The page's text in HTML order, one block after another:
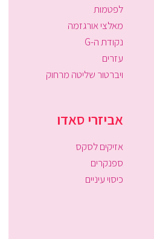
לפטמות
מאלצי אורגזמה
נקודת ה-G
עזרים
ויברטור שליטה מרחוק
אביזרי סאדו
אזיקים לסקס
ספנקרים
כיסוי עיניים